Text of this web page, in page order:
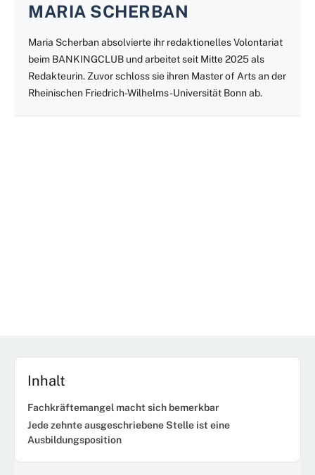
MARIA SCHERBAN
Maria Scherban absolvierte ihr redaktionelles Volontariat
beim BANKINGCLUB und arbeitet seit Mitte 2025 als
Redakteurin. Zuvor schloss sie ihren Master of Arts an der
Rheinischen Friedrich-Wilhelms-Universität Bonn ab.
Inhalt
Fachkräftemangel macht sich bemerkbar
Jede zehnte ausgeschriebene Stelle ist eine
Ausbildungsposition